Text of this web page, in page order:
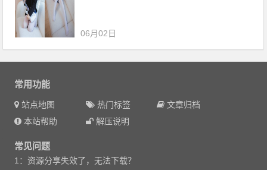
06月02日
常用功能
站点地图 热门标签
文章归档
本站帮助
解压说明
常见问题
1：资源分享失效了，无法下载？